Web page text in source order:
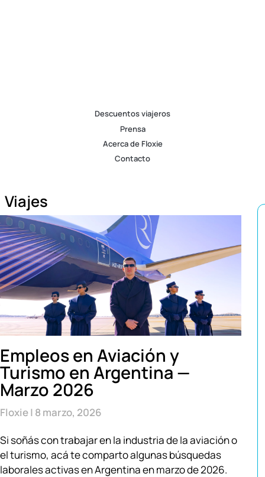
Descuentos viajeros
Prensa
Acerca de Floxie
Contacto
Viajes
Empleos en Aviación y
Turismo en Argentina —
Marzo 2026
Floxie 8 marzo, 2026
Si soñás con trabajar en la industria de la aviación o
el turismo, acá te comparto algunas búsquedas
laborales activas en Argentina en marzo de 2026.